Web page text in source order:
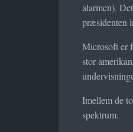
alarmen).
præsidenten
Microsoft er
stor
Imellem de
spektrum.